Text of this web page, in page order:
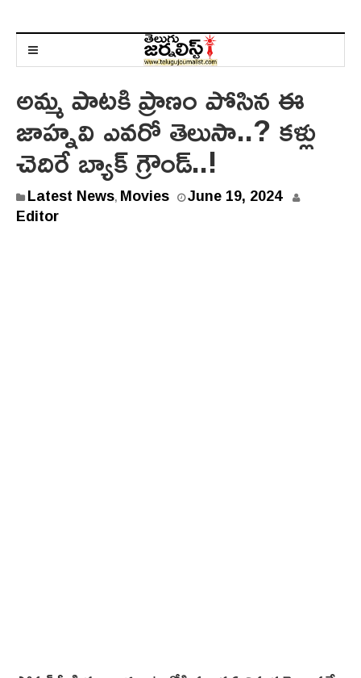
అమ్మ పాటకి ప్రాణం పోసిన ఈ
జాహ్నవి ఎవరో తెలుసా..? కళ్లు
చెదిరే బ్యాక్ గ్రౌండ్..!
Latest News, Movies June 19, 2024J
Editor